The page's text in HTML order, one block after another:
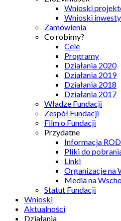
Wnioski
Wnioski
Zamówienia
Co robimy?
Cele
Programy
Działania 2020
Działania 2019
Działania 2018
Działania 2017
Władze Fundacji
Zespół Fundacji
Film o Fundacji
Przydatne
Informacja
Pliki do
Linki
Organizacje na
Media na
Statut Fundacji
Wnioski
Aktualności
Działania